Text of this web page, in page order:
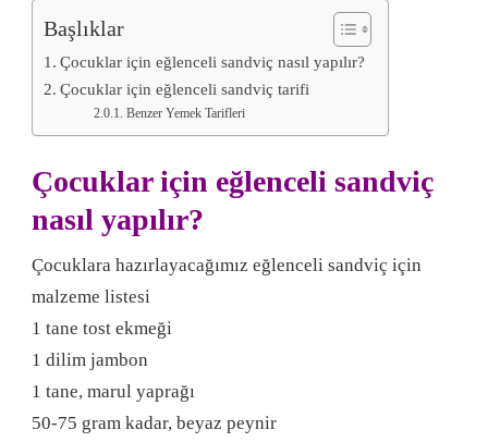
Başlıklar
Çocuklar için eğlenceli sandviç nasıl yapılır?
Çocuklar için eğlenceli sandviç tarifi
Benzer Yemek Tarifleri
Çocuklar için eğlenceli sandviç
nasıl yapılır?
Çocuklara hazırlayacağımız eğlenceli sandviç için
malzeme listesi
1 tane tost ekmeği
1 dilim jambon
1 tane, marul yaprağı
50-75 gram kadar, beyaz peynir